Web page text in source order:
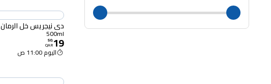
دي نيجريس خل الرمان 500 مل
500ml
19
.
50
QAR
اليوم 11:00 ص